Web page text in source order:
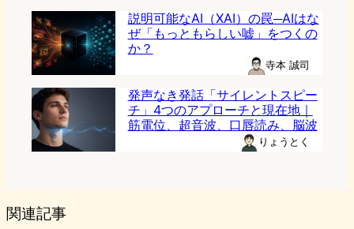
説明可能なAI（XAI）の罠─AIはな
ぜ「もっともらしい嘘」をつくの
か？
寺本 誠司
発声なき発話「サイレントスピー
チ」4つのアプローチと現在地｜
筋電位、超音波、口唇読み、脳波
りょうとく
関連記事